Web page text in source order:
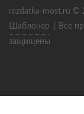
razdatka-most.ru ©
Шаблонер
| Все
защищены